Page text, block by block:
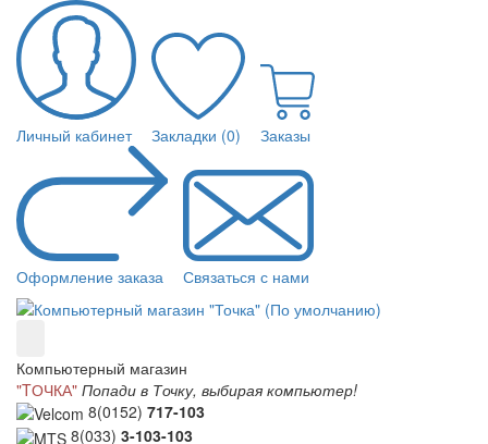
Личный кабинет Закладки (0) Заказы
Оформление заказа Связаться с нами
Компьютерный магазин
"TОЧКА" Попади в Точку, выбирая компьютер!
8(0152) 717-103
8(033) 3-103-103